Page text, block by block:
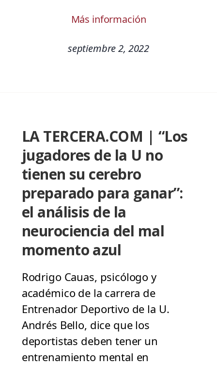
Más información
septiembre 2, 2022
LA TERCERA.COM | “Los
jugadores de la U no
tienen su cerebro
preparado para ganar”:
el análisis de la
neurociencia del mal
momento azul
Rodrigo Cauas, psicólogo y
académico de la carrera de
Entrenador Deportivo de la U.
Andrés Bello, dice que los
deportistas deben tener un
entrenamiento mental en